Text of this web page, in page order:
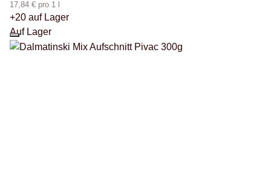
17,84 € pro 1 l
+20 auf Lager
Auf Lager